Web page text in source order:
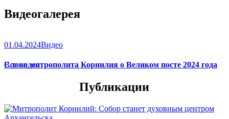
Видеогалерея
01.04.2024Видео
Слово митрополита Корнилия о Великом посте 2024 года
Все видео
Публикации